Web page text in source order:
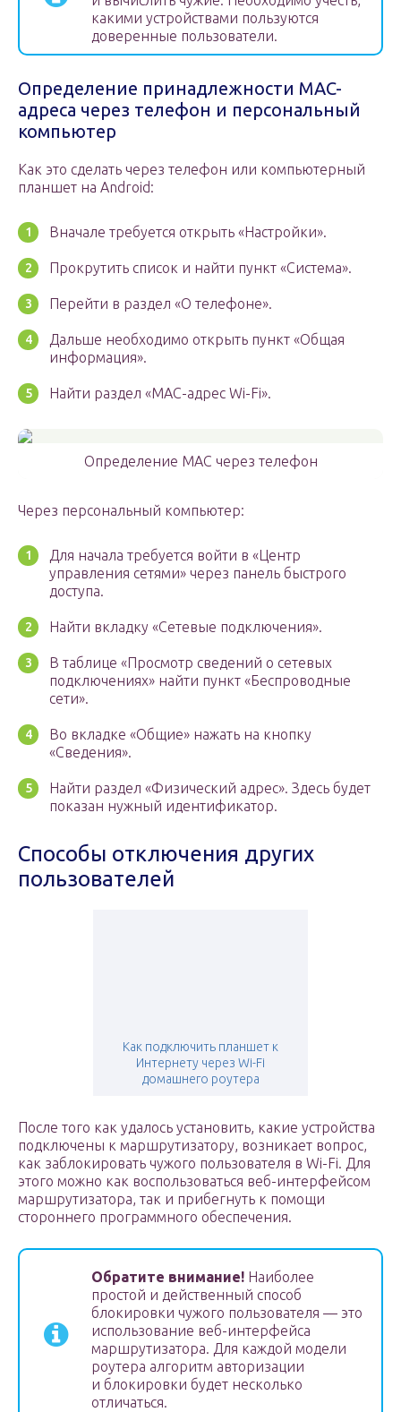
какими устройствами пользуются
доверенные пользователи.
Определение принадлежности MAC-
адреса через телефон и персональный
компьютер
Как это сделать через телефон или компьютерный
планшет на Android:
Вначале требуется открыть «Настройки».
Прокрутить список и найти пункт «Система».
Перейти в раздел «О телефоне».
Дальше необходимо открыть пункт «Общая
информация».
Найти раздел «MAC-адрес Wi-Fi».
Определение MAC через телефон
Через персональный компьютер:
Для начала требуется войти в «Центр
управления сетями» через панель быстрого
доступа.
Найти вкладку «Сетевые подключения».
В таблице «Просмотр сведений о сетевых
подключениях» найти пункт «Беспроводные
сети».
Во вкладке «Общие» нажать на кнопку
«Сведения».
Найти раздел «Физический адрес». Здесь будет
показан нужный идентификатор.
Способы отключения других
пользователей
Как подключить планшет к
Интернету через Wi-Fi
домашнего роутера
После того как удалось установить, какие устройства
подключены к маршрутизатору, возникает вопрос,
как заблокировать чужого пользователя в Wi-Fi. Для
этого можно как воспользоваться веб-интерфейсом
маршрутизатора, так и прибегнуть к помощи
стороннего программного обеспечения.
Обратите внимание! Наиболее
простой и действенный способ
блокировки чужого пользователя — это
использование веб-интерфейса
маршрутизатора. Для каждой модели
роутера алгоритм авторизации
и блокировки будет несколько
отличаться.